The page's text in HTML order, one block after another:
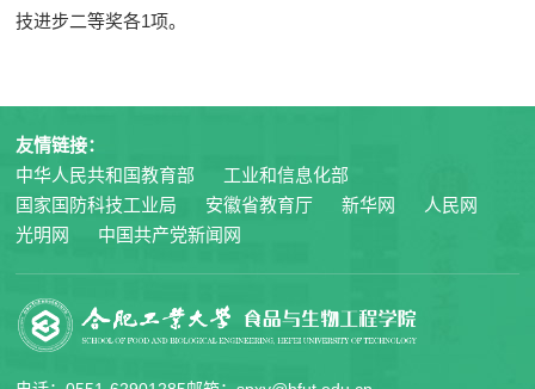
技进步二等奖各1项。
友情链接：
中华人民共和国教育部
工业和信息化部
国家国防科技工业局
安徽省教育厅 新华网
人民网
光明网
中国共产党新闻网